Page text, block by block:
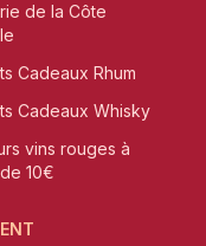
de la Côte
Cadeaux Rhum
Cadeaux Whisky
vins rouges à
10€